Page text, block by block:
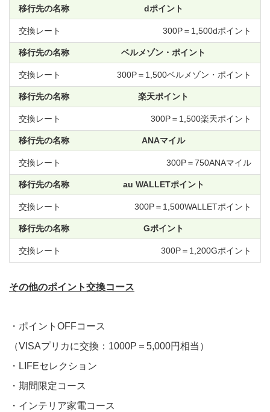
dポイント
300P＝1,500dポイント
ベルメゾン・ポイント
300P＝1,500ベルメゾン・ポイント
楽天ポイント
300P＝1,500楽天ポイント
ANAマイル
300P＝750ANAマイル
au WALLETポイント
300P＝1,500WALLETポイント
Gポイント
300P＝1,200Gポイント
その他のポイント交換コース
・ポイントOFFコース
（VISAプリカに交換：1000P＝5,000円相当）
・LIFEセレクション
・期間限定コース
・インテリア家電コース